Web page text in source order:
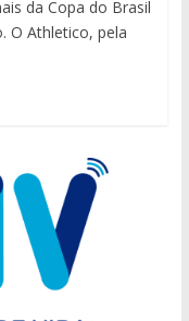
da Copa do Brasil
O Athletico, pela